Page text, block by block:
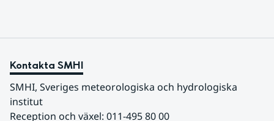
Kontakta SMHI
SMHI, Sveriges meteorologiska och hydrologiska
institut
Reception och växel: 011-495 80 00